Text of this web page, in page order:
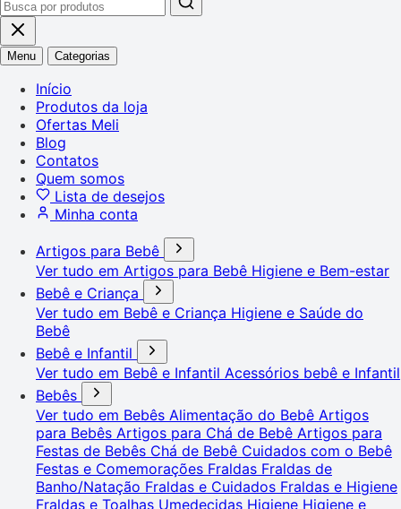
Menu Categorias
Início
Produtos da loja
Ofertas Meli
Blog
Contatos
Quem somos
Lista de desejos
Minha conta
Artigos para Bebê
Ver tudo em Artigos para Bebê Higiene e Bem-estar
Bebê e Criança
Ver tudo em Bebê e Criança Higiene e Saúde do
Bebê
Bebê e Infantil
Ver tudo em Bebê e Infantil Acessórios bebê e Infantil
Bebês
Ver tudo em Bebês Alimentação do Bebê Artigos
para Bebês Artigos para Chá de Bebê Artigos para
Festas de Bebês Chá de Bebê Cuidados com o Bebê
Festas e Comemorações Fraldas Fraldas de
Banho/Natação Fraldas e Cuidados Fraldas e Higiene
Fraldas e Toalhas Umedecidas Higiene Higiene e